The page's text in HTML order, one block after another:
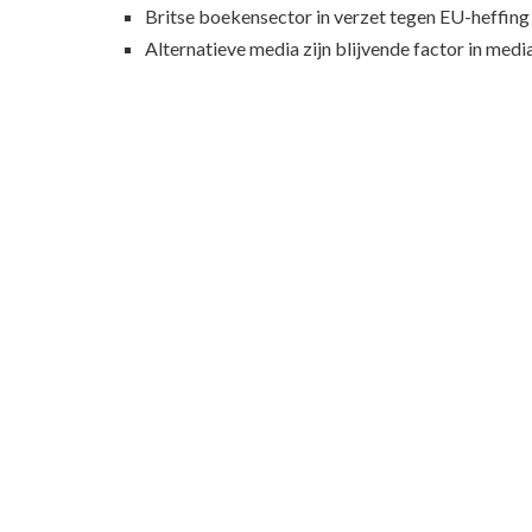
Britse boekensector in verzet tegen EU-heffing
Alternatieve media zijn blijvende factor in